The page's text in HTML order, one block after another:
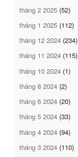
tháng 2 2025 (52)
tháng 1 2025 (112)
tháng 12 2024 (234)
tháng 11 2024 (115)
tháng 10 2024 (1)
tháng 8 2024 (2)
tháng 6 2024 (20)
tháng 5 2024 (33)
tháng 4 2024 (94)
tháng 3 2024 (110)